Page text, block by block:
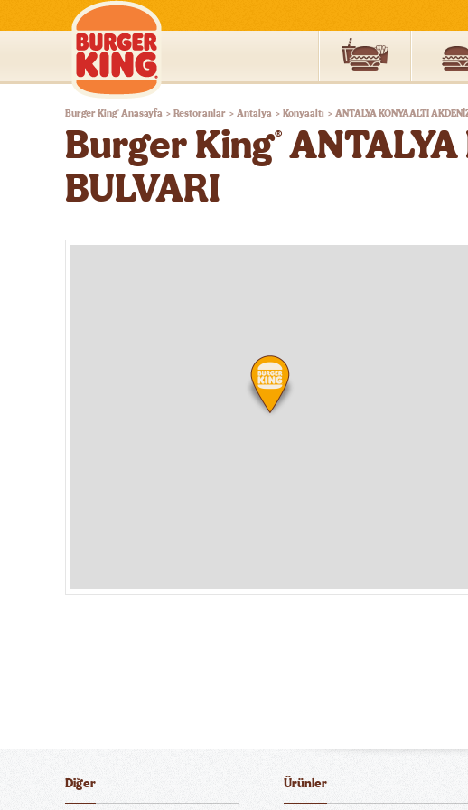
Burger
Türkiye
Burger King® Anasayfa > Restoranlar > Antalya > Konyaaltı > ANTALYA KONYAALTI
Burger King®
BULVARI
Ürünler
Diğer